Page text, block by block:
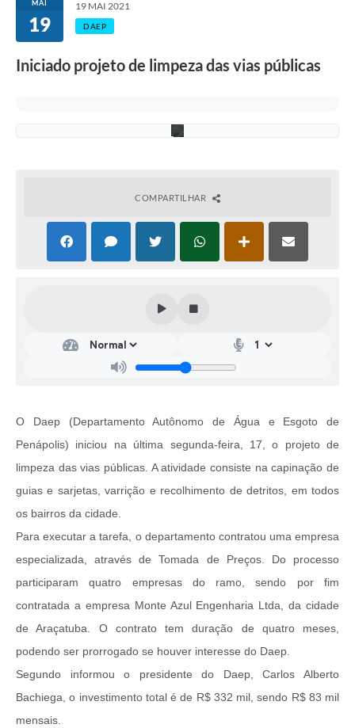
MAI
19
19 MAI 2021
DAEP
Iniciado projeto de limpeza das vias públicas
á
COMPARTILHAR
O Daep (Departamento Autônomo de Água e Esgoto de
Penápolis) iniciou na última segunda-feira, 17, o projeto de
limpeza das vias públicas. A atividade consiste na capinação de
guias e sarjetas, varrição e recolhimento de detritos, em todos
os bairros da cidade.
Para executar a tarefa, o departamento contratou uma empresa
especializada, através de Tomada de Preços. Do processo
participaram quatro empresas do ramo, sendo por fim
contratada a empresa Monte Azul Engenharia Ltda, da cidade
de Araçatuba. O contrato tem duração de quatro meses,
podendo ser prorrogado se houver interesse do Daep.
Segundo informou o presidente do Daep, Carlos Alberto
Bachiega, o investimento total é de R$ 332 mil, sendo R$ 83 mil
mensais.